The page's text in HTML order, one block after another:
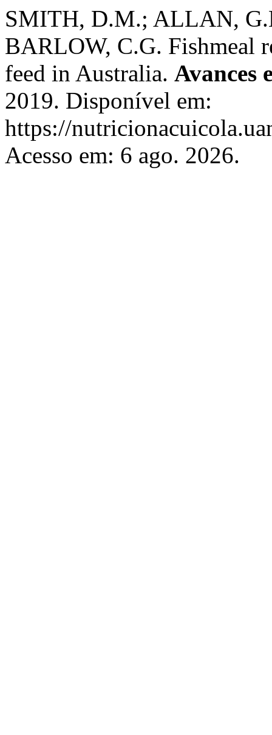
SMITH, D.M.; ALLAN,
BARLOW, C.G. Fishmeal
feed in Australia. Avances
2019. Disponível em:
https://
Acesso em: 6 ago. 2026.